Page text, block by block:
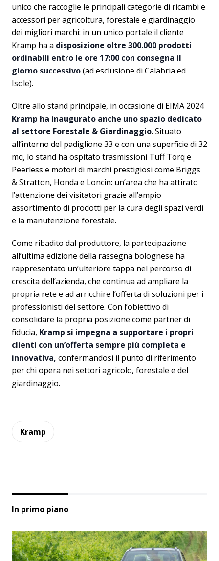
unico che raccoglie le principali categorie di ricambi e
accessori per agricoltura, forestale e giardinaggio
dei migliori marchi: in un unico portale il cliente
Kramp ha a disposizione oltre 300.000 prodotti
ordinabili entro le ore 17:00 con consegna il
giorno successivo(ad esclusione di Calabria ed
Isole).
Oltre allo stand principale, in occasione di EIMA 2024
Kramp ha inaugurato anche uno spazio dedicato
al settore Forestale & Giardinaggio. Situato
all’interno del padiglione 33 e con una superficie di 32
mq, lo stand ha ospitato trasmissioni Tuff Torq e
Peerless e motori di marchi prestigiosi come Briggs
& Stratton, Honda e Loncin: un’area che ha attirato
l’attenzione dei visitatori grazie all’ampio
assortimento di prodotti per la cura degli spazi verdi
e la manutenzione forestale.
Come ribadito dal produttore, la partecipazione
all’ultima edizione della rassegna bolognese ha
rappresentato un’ulteriore tappa nel percorso di
crescita dell’azienda, che continua ad ampliare la
propria rete e ad arricchire l’offerta di soluzioni per i
professionisti del settore. Con l’obiettivo di
consolidare la propria posizione come partner di
fiducia, Kramp si impegna a supportare i propri
clienti con un’offerta sempre più completa e
innovativa, confermandosi il punto di riferimento
per chi opera nei settori agricolo, forestale e del
giardinaggio.
Kramp
In primo piano